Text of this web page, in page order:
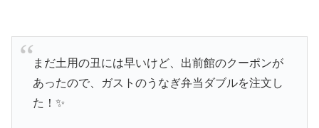
まだ土用の丑には早いけど、出前館のクーポンが
あったので、ガストのうなぎ弁当ダブルを注文し
た！✨